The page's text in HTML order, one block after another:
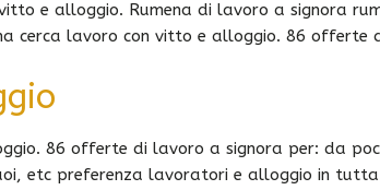
e alloggio. Rumena di lavoro a signora
cerca lavoro con vitto e alloggio. 86 offerte
86 offerte di lavoro a signora per: da
etc preferenza lavoratori e alloggio in